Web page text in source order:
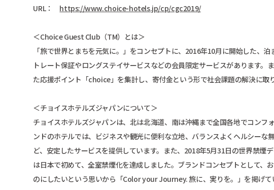
URL： https://www.choice-hotels.jp/cp/cgc2019/
＜Choice Guest Club（TM）とは＞
「旅で世界とまちを元気に。」をコンセプトに、2016年10月に開始した、
トレート保証やロングステイサービスなどの会員限定サービスがあります
た応援ポイント「choice」を集計し、寄付金という形で社会課題の解決に取
＜チョイスホテルズジャパンについて＞
チョイスホテルズジャパンは、北は北海道、南は沖縄まで全国各地でコンフ
ンドのホテルでは、ビジネスや観光に便利な立地、バランスよくヘルシー
ど、安定したサービスを提供しています。また、2018年5月31日の世界禁煙
は日本で初めて、全室禁煙化を達成しました。ブランドコンセプトとして、
のにしたいという思いから「Color your Journey. 旅に、実りを。」を掲げて